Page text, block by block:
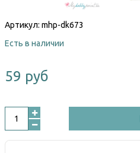
Артикул: mhp-dk673
Есть в наличии
59 руб